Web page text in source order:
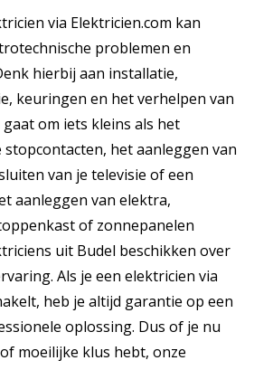
via Elektricien.com kan
problemen en
hierbij aan installatie,
keuringen en het verhelpen van
om iets kleins als het
stopcontacten, het aanleggen van
van je televisie of een
aanleggen van elektra,
of zonnepanelen
uit Budel beschikken over
Als je een elektricien via
heb je altijd garantie op een
oplossing. Dus of je nu
moeilijke klus hebt, onze